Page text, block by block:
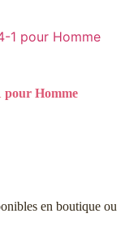
pour Homme
en boutique ou